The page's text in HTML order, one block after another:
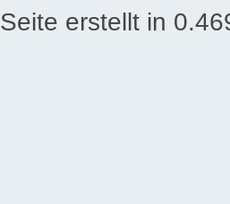
Seite erstellt in